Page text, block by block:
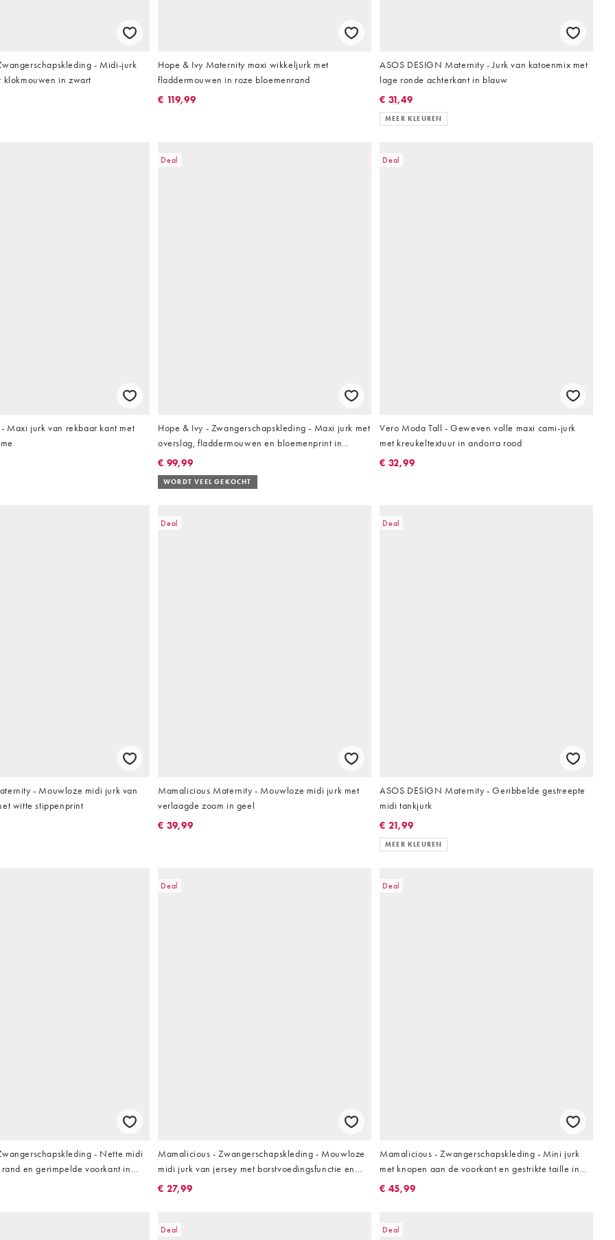
- Midi-jurk
klokmouwen in zwart
Hope & Ivy Maternity maxi wikkeljurk met
fladdermouwen in roze bloemenrand
€ 119,99
ASOS DESIGN Maternity - Jurk van katoenmix met
lage ronde achterkant in blauw
€ 31,49
MEER KLEUREN
Maxi jurk van rekbaar kant met
Deal
Hope & Ivy - Zwangerschapskleding - Maxi jurk met
overslag, fladdermouwen en bloemenprint in
marineblauw
€ 99,99
WORDT VEEL GEKOCHT
Deal
Vero Moda Tall - Geweven volle maxi cami-jurk
met kreukeltextuur in andorra rood
€ 32,99
- Mouwloze midi jurk van
witte stippenprint
Deal
Mamalicious Maternity - Mouwloze midi jurk met
verlaagde zoom in geel
€ 39,99
Deal
ASOS DESIGN Maternity - Geribbelde gestreepte
midi tankjurk
€ 21,99
MEER KLEUREN
- Nette midi
en gerimpelde voorkant in
Deal
Mamalicious - Zwangerschapskleding - Mouwloze
midi jurk van jersey met borstvoedingsfunctie en
knoopfunctie in chocoladebruin
€ 27,99
Deal
Mamalicious - Zwangerschapskleding - Mini jurk
met knopen aan de voorkant en gestrikte taille in
korenbloemblauw
€ 45,99
Deal Deal